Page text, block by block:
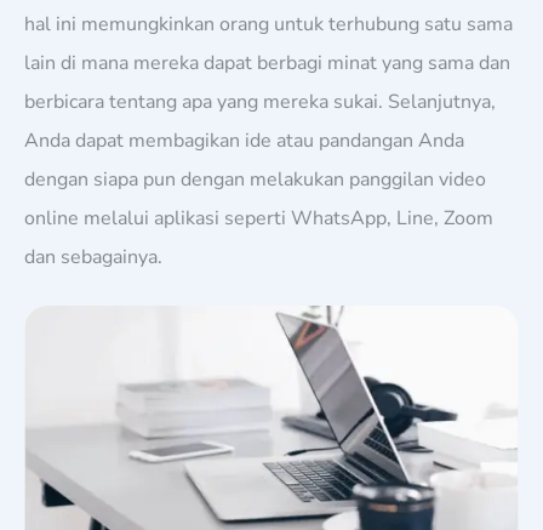
hal ini memungkinkan orang untuk terhubung satu sama
lain di mana mereka dapat berbagi minat yang sama dan
berbicara tentang apa yang mereka sukai. Selanjutnya,
Anda dapat membagikan ide atau pandangan Anda
dengan siapa pun dengan melakukan panggilan video
online melalui aplikasi seperti WhatsApp, Line, Zoom
dan sebagainya.